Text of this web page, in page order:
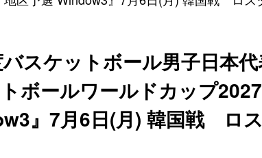
スケットボール男子日本
ボールワールドカップ
』7月6日(月) 韓国戦 ロ